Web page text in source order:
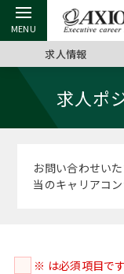
戻る
アクシアムの特長
サービス案内
戻る
キャリア支援 TOP
キャリアデザイン講座
（最新求人市場動向）
MBAの転職事例
戻る
転職ツール TOP
英文レジュメの書き方
戻る
転職コラム TOP
“展”職相談室
戻る
イベント・セミナー
ジョブフェア
戻る
会社概要 TOP
沿革
求人情報
求人ポ
お問い合わせい
当のキャリアコ
※ は必須項目です